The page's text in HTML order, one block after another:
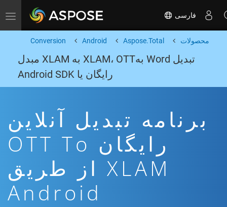
Toggle navigation فارسی
محصولات Aspose.Total
Android
Conversion
تبدیل Word بهXLAM، OTT به XLAM مبدل
رایگان یا Android SDK
برنامه تبدیل آنلاین
رایگان OTT To
XLAM از طریق
Android